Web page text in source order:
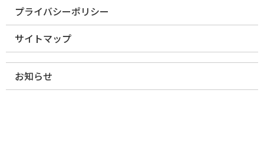
プライバシーポリシー
サイトマップ
お知らせ